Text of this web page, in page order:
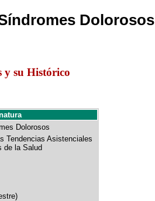
Dolorosos
y su Histórico
Dolorosos
Tendencias Asistenciales
de la Salud